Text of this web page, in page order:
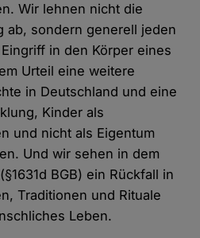
Wir lehnen nicht die
ab, sondern generell jeden
in den Körper eines
Urteil eine weitere
in Deutschland und eine
Kinder als
und nicht als Eigentum
Und wir sehen in dem
BGB) ein Rückfall in
Traditionen und Rituale
Leben.